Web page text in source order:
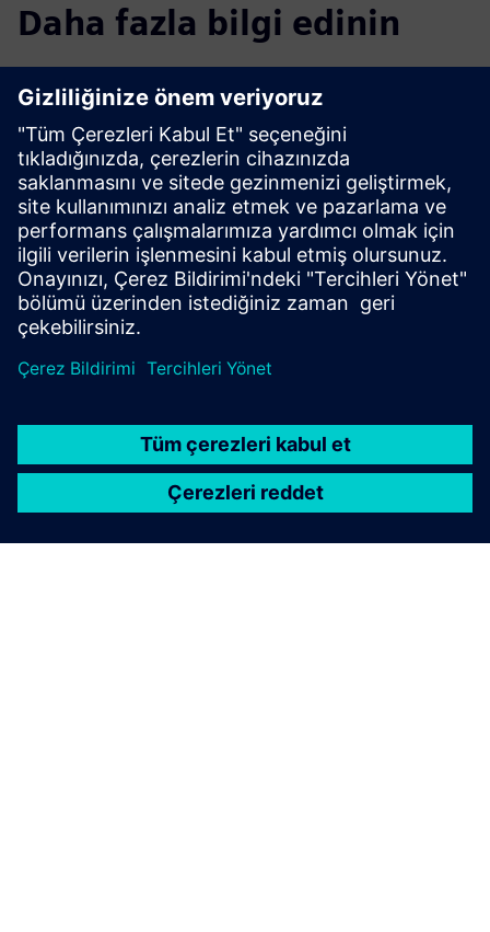
Daha fazla bilgi edinin
Parçalanmış verilerden akıllı karar
vermeye
Oku
İlaç Ar-Ge iş akışlarını optimize
etme
Oku